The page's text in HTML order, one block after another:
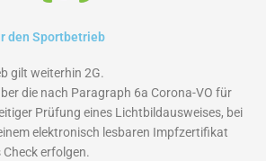
den Sportbetrieb
gilt weiterhin 2G.
die nach Paragraph 6a Corona-VO für
Prüfung eines Lichtbildausweises, bei
elektronisch lesbaren Impfzertifikat
erfolgen.